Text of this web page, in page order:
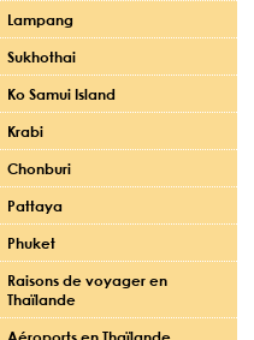
Lampang
Sukhothai
Ko Samui Island
Krabi
Chonburi
Pattaya
Phuket
Raisons de voyager en
Thaïlande